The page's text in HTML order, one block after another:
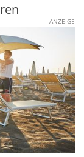
ANZEIGE